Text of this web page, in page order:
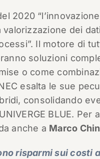
2020
dei
Il motore di
soluzioni
o come
esalta le sue
consolidando
BLUE. Per
anche a Marco
risparmi sui costi